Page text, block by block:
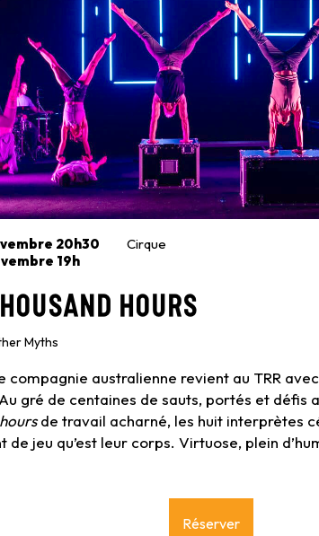
20h30
19h
Cirque
Hours
Myths
compagnie australienne revient au TRR
gré de centaines de sauts, portés et défis
de travail acharné, les huit interprètes
de jeu qu’est leur corps. Virtuose, plein
Réserver